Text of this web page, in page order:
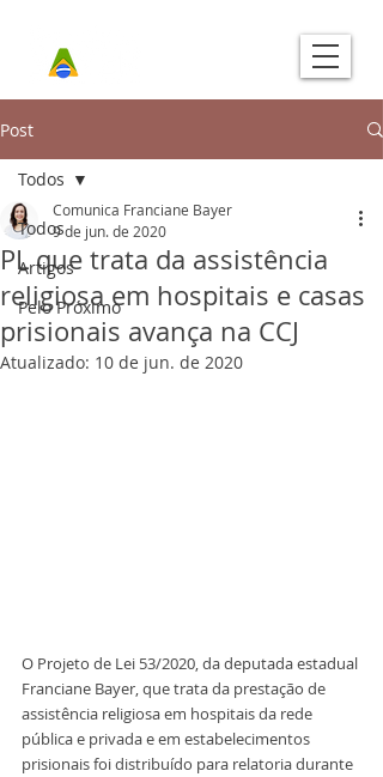
Post
Todos
Artigos
Pelo Próximo
Todos
PL que trata da assistência
religiosa em hospitais e casas
prisionais avança na CCJ
Comunica Franciane Bayer
9 de jun. de 2020
Atualizado: 10 de jun. de 2020
O Projeto de Lei 53/2020, da deputada estadual
Franciane Bayer, que trata da prestação de
assistência religiosa em hospitais da rede
pública e privada e em estabelecimentos
prisionais foi distribuído para relatoria durante